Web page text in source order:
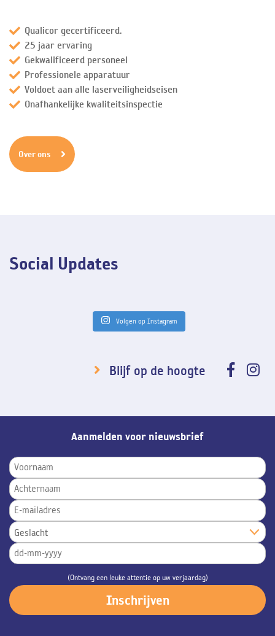
Qualicor gecertificeerd.
25 jaar ervaring
Gekwalificeerd personeel
Professionele apparatuur
Voldoet aan alle laserveiligheidseisen
Onafhankelijke kwaliteitsinspectie
Over ons
Social Updates
Volgen op Instagram
Blijf op de hoogte
Aanmelden voor nieuwsbrief
(Ontvang een leuke attentie op uw verjaardag)